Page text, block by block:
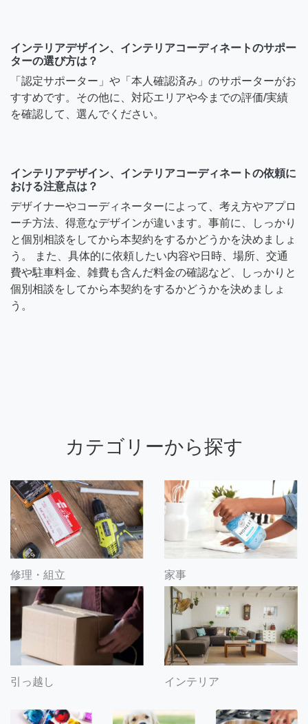
インテリアデザイン、インテリアコーディネートのサポー
ターの選び方は？
「認定サポーター」や「本人確認済み」のサポーターがお
すすめです。その他に、対応エリアや今までの評価/実績
を確認して、選んでください。
インテリアデザイン、インテリアコーディネートの依頼に
おける注意点は？
デザイナーやコーディネーターによって、考え方やアプロ
ーチ方法、得意なデザインが違います。事前に、しっかり
と個別相談をしてから本契約をするかどうかを決めましょ
う。 また、具体的に依頼したい内容や日時、場所、交通
費や駐車料金、雑費も含んだ料金の確認など、しっかりと
個別相談をしてから本契約をするかどうかを決めましょ
う。
カテゴリーから探す
修理・組立 家事
引っ越し インテリア